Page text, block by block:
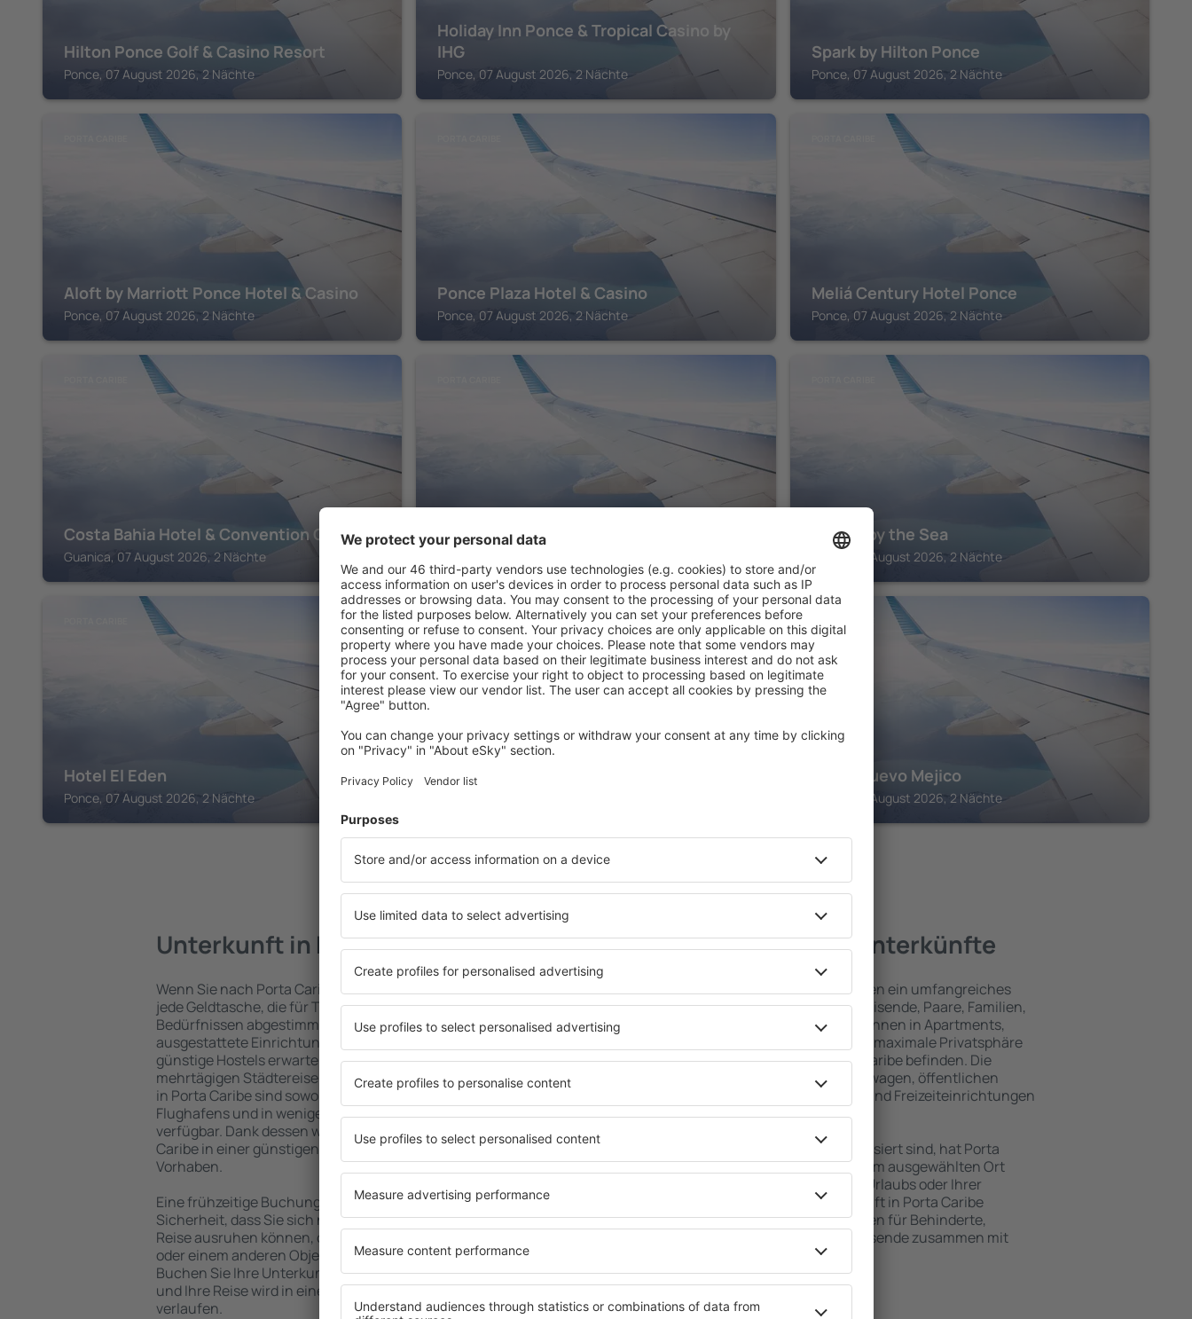
Hilton Ponce Golf & Casino Resort
Ponce, 07 August 2026, 2 Nächte
Holiday Inn Ponce & Tropical Casino by
IHG
Ponce, 07 August 2026, 2 Nächte
Spark by Hilton Ponce
Ponce, 07 August 2026, 2 Nächte
Aloft by Marriott Ponce Hotel & Casino
Ponce, 07 August 2026, 2 Nächte
Ponce Plaza Hotel & Casino
Ponce, 07 August 2026, 2 Nächte
Meliá Century Hotel Ponce
Ponce, 07 August 2026, 2 Nächte
Costa Bahia Hotel & Convention Center
Guanica, 07 August 2026, 2 Nächte
The Fox Hotel Solace by the Sea
Ponce, 07 August 2026, 2 Nächte
Hotel El Eden
Ponce, 07 August 2026, 2 Nächte
PORTA CARIBE
Royal Delonix Hotel Hotel Nuevo Mejico
Ponce, 07 August 2026, 2 Nächte
Mehr Angebote prüfen in Porta Caribe
Unterkunft in Porta Caribe
Wenn Sie nach Porta Caribe reisen, finden Sie Unterkünfte für
jede Geldtasche, die für Touristen mit unterschiedlichen
Bedürfnissen abgestimmt sind. Geräumige und komfortabel
ausgestattete Einrichtungen mit vielen Annehmlichkeiten und
günstige Hostels erwarten die Besucher, wo sie während einer
mehrtägigen Städtereise übernachten können. Die Unterkünfte
in Porta Caribe sind sowohl im Zentrum als auch in der Nähe des
Flughafens und in weniger beliebten Stadtteilen oder Regionen
verfügbar. Dank dessen wählen Sie eine Unterkunft in Porta
Caribe in einer günstigen Lage, abhängig von Ihren weiteren
Vorhaben.
Eine frühzeitige Buchung der Unterkunft in Porta Caribe gibt die
Sicherheit, dass Sie sich nach dem Erreichen des Ziels nach der
Reise ausruhen können, ohne nach einem Hotel, einer Wohnung
oder einem anderen Objekt für Reisende suchen zu müssen.
Buchen Sie Ihre Unterkunft vor dem Besuch von Porta Caribe
und Ihre Reise wird in einer angenehmeren Atmosphäre
verlaufen.
Porta Caribe – beste Unterkünfte
Die Unterkünfte in Porta Caribe umfassen ein umfangreiches
Angebot von vielen Objekten für Alleinreisende, Paare, Familien,
Senioren und Gruppen. Die Besucher können in Apartments,
Hotels und Pensionen übernachten, die maximale Privatsphäre
bieten und sich im Zentrum von Porta Caribe befinden. Die
Annehmlichkeiten wie die Nähe zu Mietwagen, öffentlichen
Verkehrsmitteln, Geschäften, Service- und Freizeiteinrichtungen
sind die Garantie einer guten Erholung.
Wenn Sie an Luxusunterkünften interessiert sind, hat Porta
Caribe ein breites Angebot für Sie. An dem ausgewählten Ort
finden Sie alles, was Sie während Ihres Urlaubs oder Ihrer
Geschäftsreise benötigen. Die Unterkunft in Porta Caribe
buchen Sie in Objekten mit Einrichtungen für Behinderte,
Säuglinge und Kleinkinder sowie für Reisende zusammen mit